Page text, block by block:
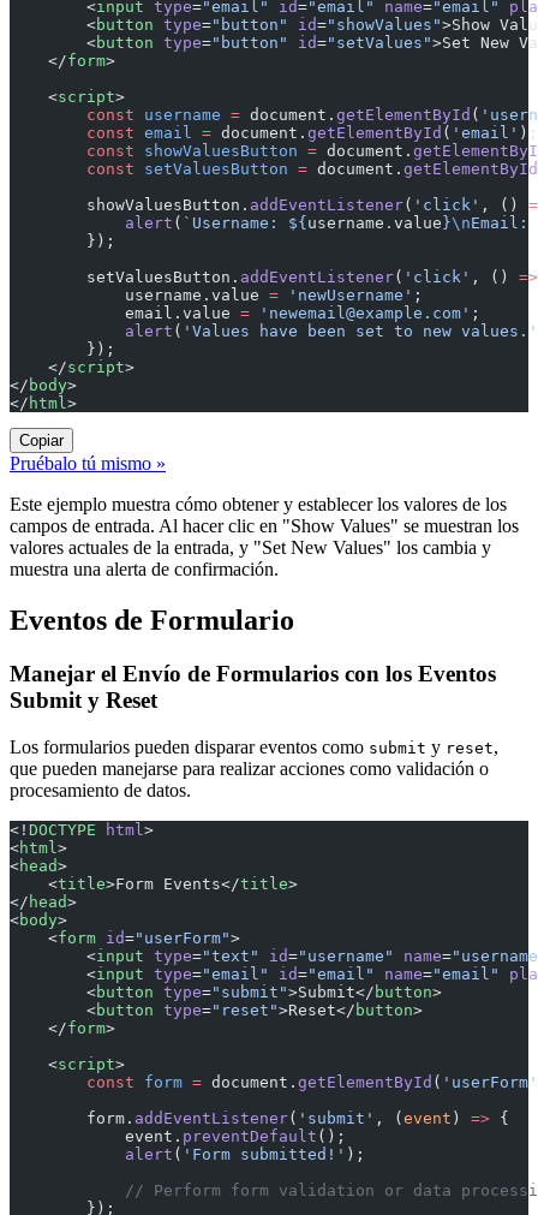
        <
input type="email" id="email" name="email"
        <
button type="button" id="showValues">Show
        <
button type="button" id="setValues">Set New
    </
form>
    <
script>
        const
username = document. getElementById (
        const
email = document. getElementById ( 'email' );
        const
showValuesButton = document.
        const
setValuesButton = document. getElementById
        showValuesButton.
addEventListener( 'click' , ()
            alert
( `Username: ${ username . value }\nEmail:
        });
        setValuesButton.
addEventListener( 'click' , () =>
            username.value
= 'newUsername' ;
            email.value
= ' newemail@example.com ' ;
            alert
( 'Values have been set to new values.'
        });
    </
script>
</ body>
</ html>
Copiar
Pruébalo tú mismo »
Este ejemplo muestra cómo obtener y establecer los valores de los
campos de entrada. Al hacer clic en "Show Values" se muestran los
valores actuales de la entrada, y "Set New Values" los cambia y
muestra una alerta de confirmación.
Eventos de Formulario
Manejar el Envío de Formularios con los Eventos
Submit y Reset
Los formularios pueden disparar eventos como submit y reset,
que pueden manejarse para realizar acciones como validación o
procesamiento de datos.
<! DOCTYPE html >
<html >
<head>
    <
title>Form Events</title>
</ head>
<body>
    <
form id="userForm">
        <
input type="text" id="username" name=
        <
input type="email" id="email" name="email"
        <
button type="submit">Submit</ button>
        <
button type="reset">Reset</ button>
    </
form>
    <
script>
        const
form = document. getElementById ( 'userForm'
        form.
addEventListener( 'submit' , ( event ) => {
            event.
preventDefault ();
            alert
( 'Form submitted!' );
// Perform form validation or data
        });